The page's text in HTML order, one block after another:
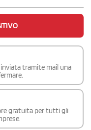
tramite mail una
gratuita per tutti gli